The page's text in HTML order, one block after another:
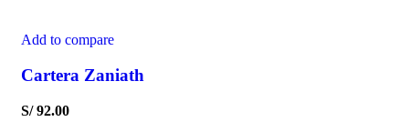
Add to compare
Cartera Zaniath
S/92.00